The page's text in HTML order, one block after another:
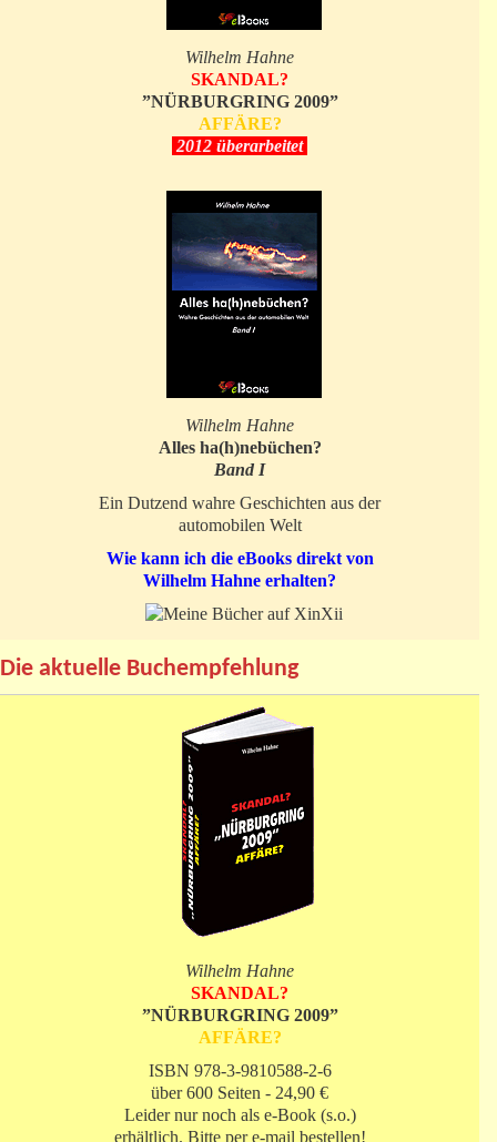
Wilhelm Hahne
SKANDAL?
”NÜRBURGRING 2009”
AFFÄRE?
2012 überarbeitet
Wilhelm Hahne
Alles ha(h)nebüchen?
Band I
Ein Dutzend wahre Geschichten aus der
automobilen Welt
Wie kann ich die eBooks direkt von
Wilhelm Hahne erhalten?
Die aktuelle Buchempfehlung
Wilhelm Hahne
SKANDAL?
”NÜRBURGRING 2009”
AFFÄRE?
ISBN 978-3-9810588-2-6
über 600 Seiten - 24,90 €
Leider nur noch als e-Book (s.o.)
erhältlich. Bitte per e-mail bestellen!